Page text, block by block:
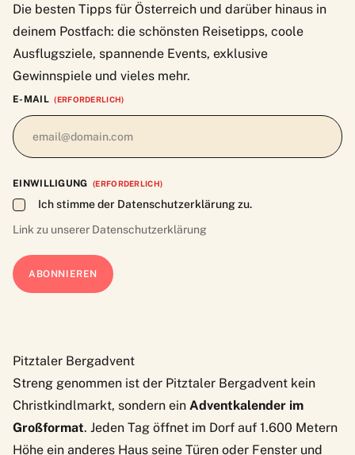
Die besten Tipps für Österreich und darüber hinaus in
deinem Postfach: die schönsten Reisetipps, coole
Ausflugsziele, spannende Events, exklusive
Gewinnspiele und vieles mehr.
E-MAIL (ERFORDERLICH)
EINWILLIGUNG (ERFORDERLICH)
Ich stimme der Datenschutzerklärung zu.
Link zu unserer Datenschutzerklärung
Pitztaler Bergadvent
Streng genommen ist der Pitztaler Bergadvent kein
Christkindlmarkt, sondern ein Adventkalender im
Großformat. Jeden Tag öffnet im Dorf auf 1.600 Metern
Höhe ein anderes Haus seine Türen oder Fenster und